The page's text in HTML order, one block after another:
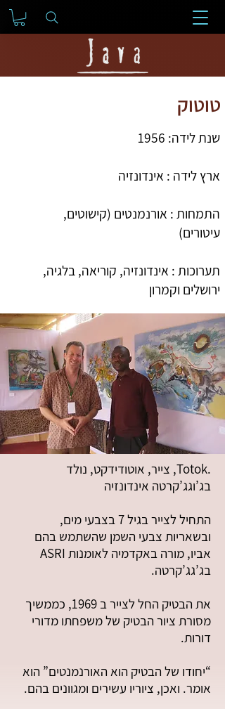
שנת לידה: 1956
ארץ לידה : אינדונזיה
התמחות : אורנמנטים (קישוטים,
עיטורים)
תערוכות : אינדונזיה, קוריאה, בלגיה,
ירושלים וקמרון
טוטוק
.Totok, צייר, אוטודידקט, נולד
בג’וגג’קרטה אינדונזיה
התחיל לצייר בגיל 7 בצבעי מים,
ובשאריות צבעי השמן שהשתמש בהם
אביו, מורה באקדמיה לאומנות ASRI
בג’גג’קרטה.
את הבטיק החל לצייר ב 1969, כממשיך
מסורת ציור הבטיק של משפחתו מדורי
דורות.
“יחודו של הבטיק הוא האורנמנטים” הוא
אומר. ואכן, ציוריו עשירים ומגוונים בהם.